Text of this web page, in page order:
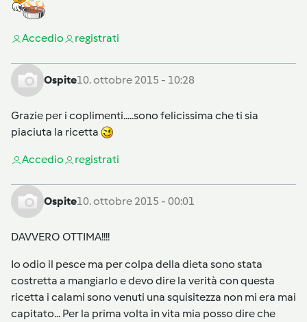
Accedio registrati
Ospite10. ottobre 2015 - 10:28
Grazie per i coplimenti.....sono felicissima che ti sia
piaciuta la ricetta
Accedio registrati
Ospite10. ottobre 2015 - 00:01
DAVVERO OTTIMA!!!!
Io odio il pesce ma per colpa della dieta sono stata
costretta a mangiarlo e devo dire la verità con questa
ricetta i calami sono venuti una squisitezza non mi era mai
capitato... Per la prima volta in vita mia posso dire che